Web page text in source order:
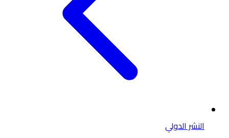
النشر الدولي